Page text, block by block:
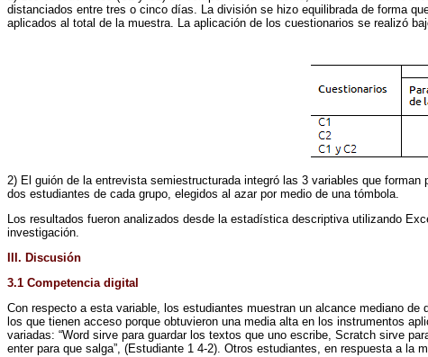
distanciados entre tres o cinco días. La división se hizo equilibrada de forma
aplicados al total de la muestra. La aplicación de los cuestionarios se realizó
2) El guión de la entrevista semiestructurada integró las 3 variables que
dos estudiantes de cada grupo, elegidos al azar por medio de una tómbola.
Los resultados fueron analizados desde la estadística descriptiva utilizando
investigación.
III. Discusión
3.1 Competencia digital
Con respecto a esta variable, los estudiantes muestran un alcance mediano
los que tienen acceso porque obtuvieron una media alta en los instrumentos
variadas: “Word sirve para guardar los textos que uno escribe, Scratch sirve
enter para que salga”, (Estudiante 1 4-2). Otros estudiantes, en respuesta a la